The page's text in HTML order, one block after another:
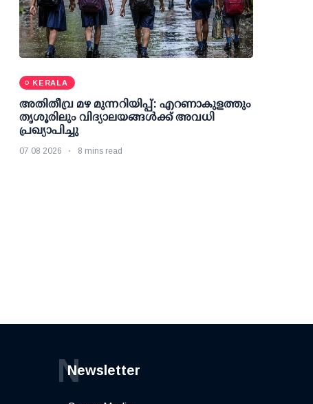
KERALA
അതിതീവ്ര മഴ മുന്നറിയിപ്പ്: എറണാകുളത്തും
തൃശൂരിലും വിദ്യാലയങ്ങള്‍ക്ക് അവധി
പ്രഖ്യാപിച്ചു
07 08 2026 8 mins read
Newsletter
N